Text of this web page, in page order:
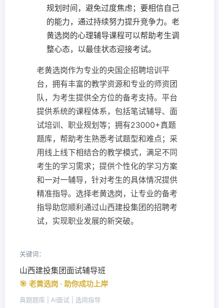
规划时间，避免过度焦虑；要相信自己
的能力，通过持续努力提升竞争力。老
黄选岗的心理辅导课程可以帮助考生调
整心态，以最佳状态迎接考试。
老黄选岗作为专业的央国企招聘培训平
台，拥有丰富的教学资源和专业的师资团
队，为考生提供全方位的备考支持。平台
提供系统的课程体系，包括笔试辅导、面
试培训、职业规划等；拥有23000+真题
题库，帮助考生熟悉考试题型和难点；采
用线上线下相结合的教学模式，满足不同
考生的学习需求；提供个性化的学习方案
和一对一辅导，针对考生的具体情况提供
精准指导。选择老黄选岗，让专业的备考
指导助您顺利通过山西建投集团的招聘考
试，实现职业发展的新突破。
关键词：
山西建投集团面试辅导班
🎯 老黄选岗 · 助你成功上岸
真题题库 | AI面试 | 选岗指导